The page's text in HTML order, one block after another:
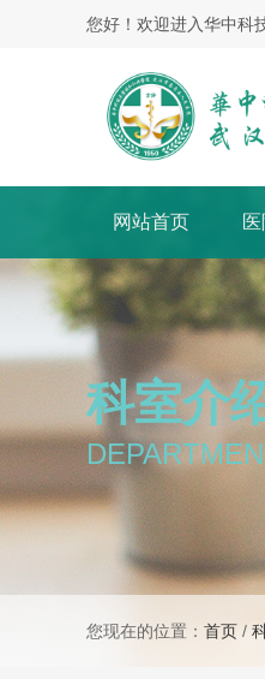
您好！欢迎进入华中科
网站首页
科室介
您现在的位置： 首页 /